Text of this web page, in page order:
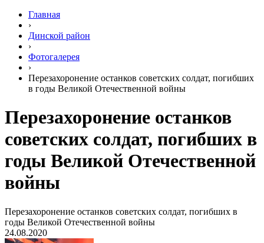
Главная
›
Динской район
›
Фотогалерея
›
Перезахоронение останков советских солдат, погибших
в годы Великой Отечественной войны
Перезахоронение останков
советских солдат, погибших в
годы Великой Отечественной
войны
Перезахоронение останков советских солдат, погибших в
годы Великой Отечественной войны
24.08.2020